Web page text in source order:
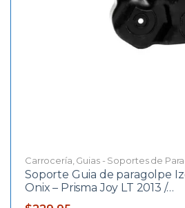
Carrocería Guias - Soportes de
Soporte Guia de paragolpe
Onix – Prisma Joy LT 2013 /…